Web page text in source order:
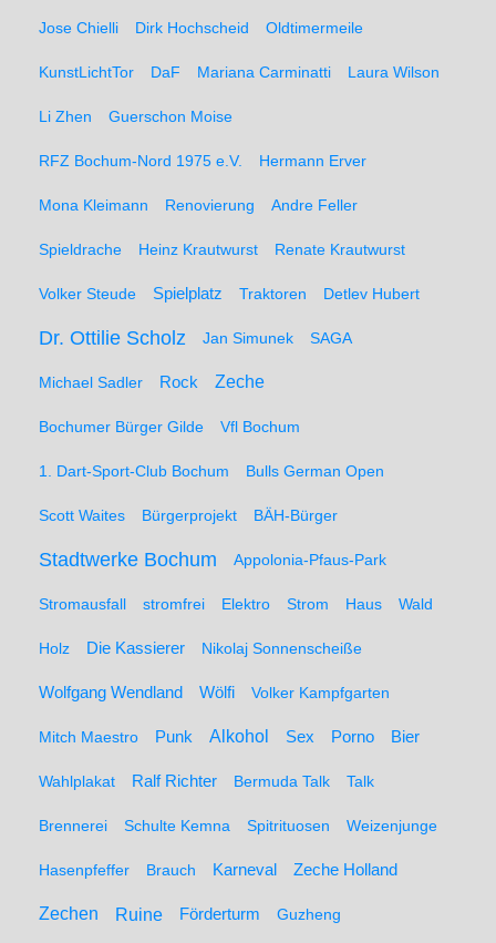
Jose Chielli Dirk Hochscheid Oldtimermeile
KunstLichtTor DaF Mariana Carminatti Laura Wilson
Li Zhen Guerschon Moise
RFZ Bochum-Nord 1975 e.V. Hermann Erver
Mona Kleimann Renovierung Andre Feller
Spieldrache Heinz Krautwurst Renate Krautwurst
Volker Steude Spielplatz Traktoren Detlev Hubert
Dr. Ottilie Scholz Jan Simunek SAGA
Michael Sadler Rock Zeche
Bochumer Bürger Gilde Vfl Bochum
1. Dart-Sport-Club Bochum Bulls German Open
Scott Waites Bürgerprojekt BÄH-Bürger
Stadtwerke Bochum Appolonia-Pfaus-Park
Stromausfall stromfrei Elektro Strom Haus Wald
Holz Die Kassierer Nikolaj Sonnenscheiße
Wolfgang Wendland Wölfi Volker Kampfgarten
Mitch Maestro Punk Alkohol Sex Porno Bier
Wahlplakat Ralf Richter Bermuda Talk Talk
Brennerei Schulte Kemna Spitrituosen Weizenjunge
Hasenpfeffer Brauch Karneval Zeche Holland
Zechen Ruine Förderturm Guzheng